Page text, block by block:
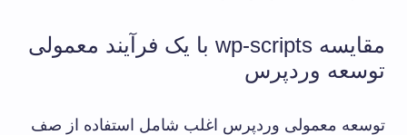
مقایسه wp-scripts با یک فرآیند معمولی
توسعه وردپرس
توسعه معمولی وردپرس اغلب شامل استفاده از صف